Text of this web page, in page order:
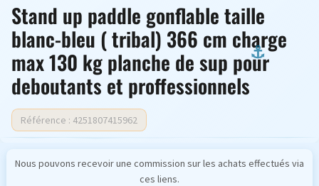
Stand up paddle gonflable taille
blanc-bleu ( tribal) 366 cm charge
max 130 kg planche de sup pour
deboutants et proffessionnels
Référence : 4251807415962
Nous pouvons recevoir une commission sur les achats effectués via
ces liens.